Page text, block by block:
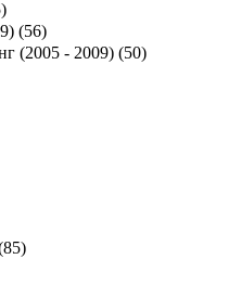
)
(56)
(2005 - 2009) (50)
85)